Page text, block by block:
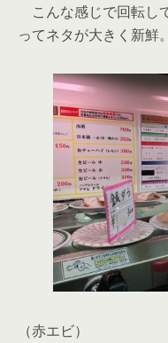
こんな感じで回転し
ってネタが大きく新鮮。
（赤エビ）